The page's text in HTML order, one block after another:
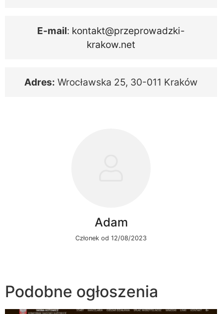
E-mail: kontakt@przeprowadzki-
krakow.net
Adres: Wrocławska 25, 30-011 Kraków
Adam
Członek od 12/08/2023
Podobne ogłoszenia